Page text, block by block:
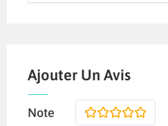
Ajouter Un Avis
Note 5
4
3
2